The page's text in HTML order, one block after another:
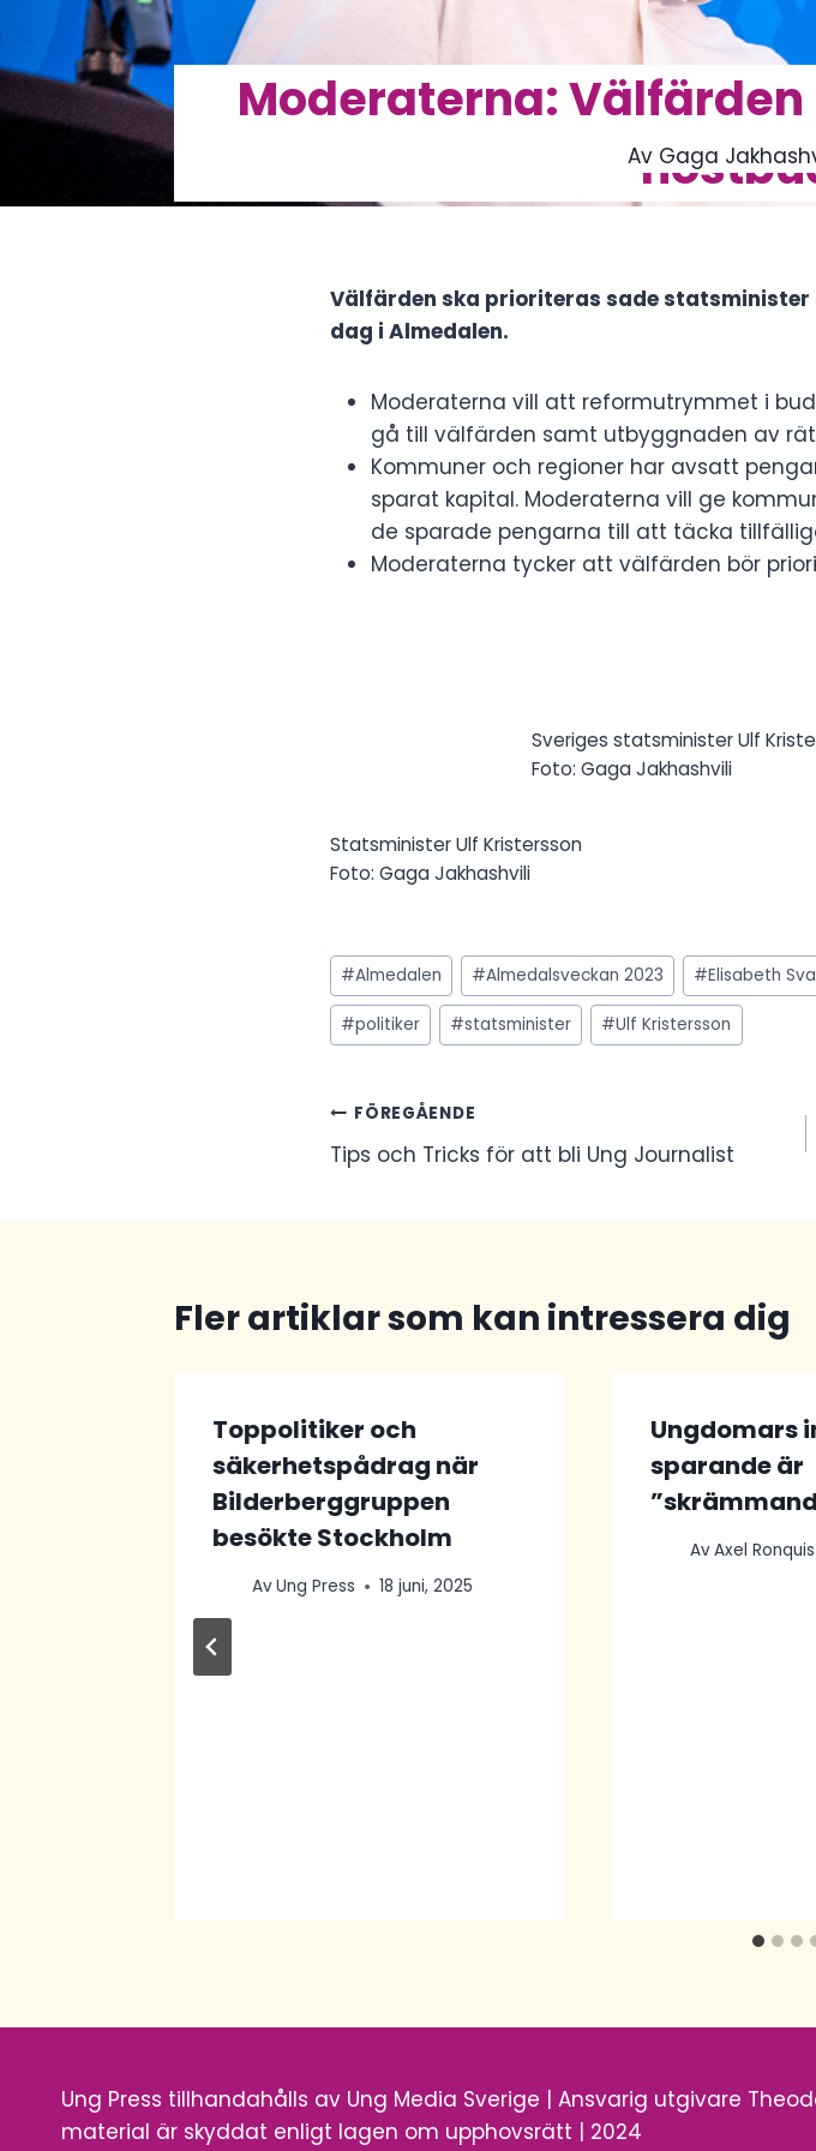
Moderaterna:
Av Gaga
Välfärden ska prioriteras sade
dag i Almedalen.
Moderaterna vill att reformutrymmet i
gå till välfärden samt utbyggnaden av
Kommuner och regioner har avsatt
sparat kapital. Moderaterna vill ge
de sparade pengarna till att täcka
Moderaterna tycker att välfärden bör
Sveriges statsminister Ulf
Foto: Gaga Jakhashvili
Statsminister Ulf Kristersson
Foto: Gaga Jakhashvili
Post
Tags:
#Almedalen #Almedalsveckan 2023 #Elisabeth
#politiker #statsminister #Ulf Kristersson
Inläggsnavigering
FÖREGÅENDE
Tips och Tricks för att bli Ung Journalist
Fler artiklar som kan intressera dig
Toppolitiker och
säkerhetspådrag när
Bilderberggruppen
besökte Stockholm
AvUng Press 18 juni, 2025
Ungdomars
sparande är
AvAxel
Ung Press tillhandahålls av Ung Media Sverige | Ansvarig utgivare
material är skyddat enligt lagen om upphovsrätt | 2024